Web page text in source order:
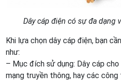
Dây cáp điện có sự đa dạng
Khi lựa chọn dây cáp điện, bạn
như:
– Mục đích sử dụng: Dây cáp
mạng truyền thông, hay các công